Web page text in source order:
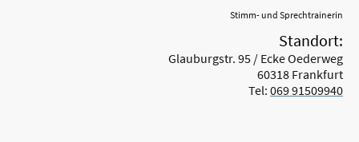
Stimm- und Sprechtrainerin
Standort:
Glauburgstr. 95 / Ecke Oederweg
60318 Frankfurt
Tel: 069 91509940